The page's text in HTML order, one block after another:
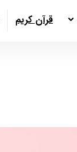
قرآن کریم